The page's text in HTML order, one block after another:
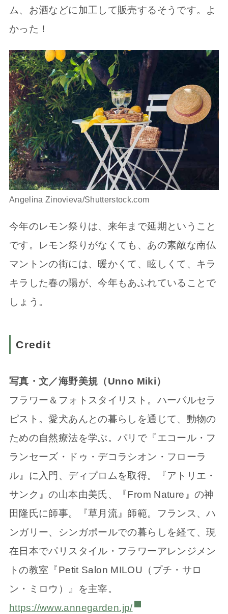
ム、お酒などに加工して販売するそうです。よ
かった！
Angelina Zinovieva/Shutterstock.com
今年のレモン祭りは、来年まで延期ということ
です。レモン祭りがなくても、あの素敵な南仏
マントンの街には、暖かくて、眩しくて、キラ
キラした春の陽が、今年もあふれていることで
しょう。
Credit
写真・文／海野美規（Unno Miki）
フラワー＆フォトスタイリスト。ハーバルセラ
ピスト。愛犬あんとの暮らしを通じて、動物の
ための自然療法を学ぶ。パリで『エコール・フ
ランセーズ・ドゥ・デコラシオン・フローラ
ル』に入門、ディプロムを取得。『アトリエ・
サンク』の山本由美氏、『From Nature』の神
田隆氏に師事。『草月流』師範。フランス、ハ
ンガリー、シンガポールでの暮らしを経て、現
在日本でパリスタイル・フラワーアレンジメン
トの教室『Petit Salon MILOU（プチ・サロ
ン・ミロウ）』を主宰。
https://www.annegarden.jp/